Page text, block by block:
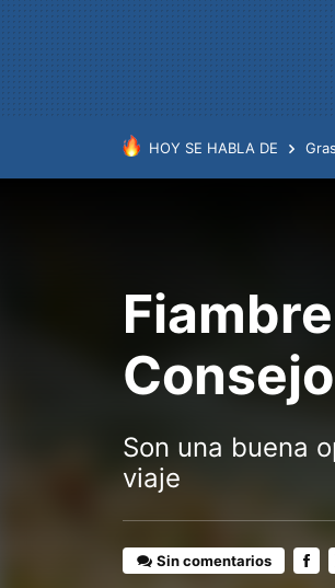
HOY SE HABLA DE
Son una buena
viaje
Sin comentarios